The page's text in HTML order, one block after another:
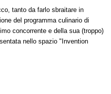
tanto da farlo sbraitare in
del programma culinario di
concorrente e della sua (troppo)
nello spazio "Invention